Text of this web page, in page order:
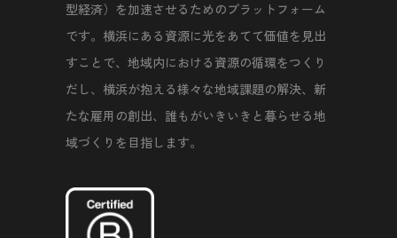
型経済）を加速させるためのプラットフォーム
です。横浜にある資源に光をあてて価値を見出
すことで、地域内における資源の循環をつくり
だし、横浜が抱える様々な地域課題の解決、新
たな雇用の創出、誰もがいきいきと暮らせる地
域づくりを目指します。